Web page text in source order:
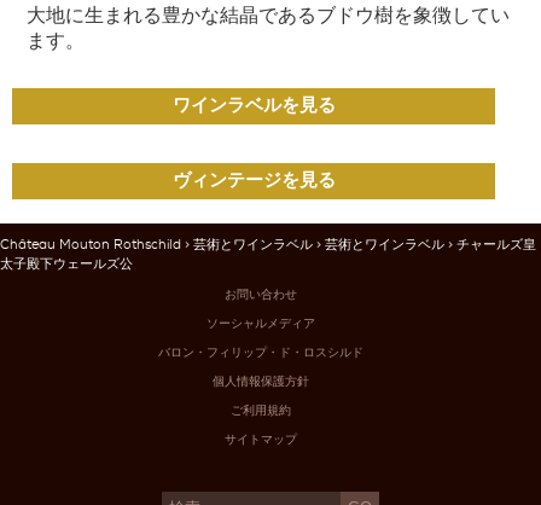
大地に生まれる豊かな結晶であるブドウ樹を象徴してい
ます。
ワインラベルを見る
ヴィンテージを見る
Château Mouton Rothschild > 芸術とワインラベル > 芸術とワインラベル > チャールズ皇
太子殿下ウェールズ公
お問い合わせ
ソーシャルメディア
バロン・フィリップ・ド・ロスシルド
個人情報保護方針
ご利用規約
サイトマップ